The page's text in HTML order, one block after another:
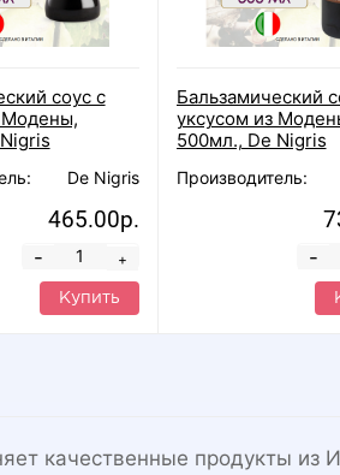
соус с
Модены,
De Nigris
465.00р.
+
-
Купить
Бальзамический
уксусом из
500мл., De Nigris
Производитель:
-
качественные продукты